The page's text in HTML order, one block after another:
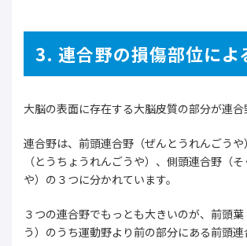
3. 連合野の損傷部位によ
大脳の表面に存在する大脳皮質の部分が連合
連合野は、前頭連合野（ぜんとうれんごう
（とうちょうれんごうや）、側頭連合野（
や）の３つに分かれています。
３つの連合野でもっとも大きいのが、前頭
う）のうち運動野より前の部分にある前頭連